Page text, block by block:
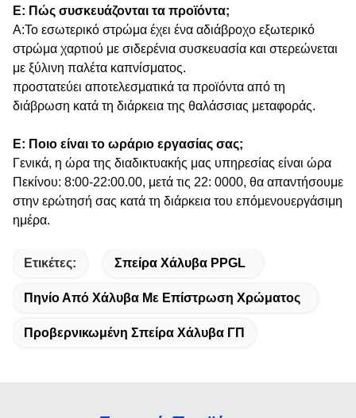
Ε: Πώς συσκευάζονται τα προϊόντα;
Α:Το εσωτερικό στρώμα έχει ένα αδιάβροχο εξωτερικό
στρώμα χαρτιού με σιδερένια συσκευασία και στερεώνεται
με ξύλινη παλέτα καπνίσματος.
προστατεύει αποτελεσματικά τα προϊόντα από τη
διάβρωση κατά τη διάρκεια της θαλάσσιας μεταφοράς.
Ε: Ποιο είναι το ωράριο εργασίας σας;
Γενικά, η ώρα της διαδικτυακής μας υπηρεσίας είναι ώρα
Πεκίνου: 8:00-22:00.00, μετά τις 22: 0000, θα απαντήσουμε
στην ερώτησή σας κατά τη διάρκεια του επόμενουεργάσιμη
ημέρα.
Ετικέτες: Σπείρα Χάλυβα PPGL
Πηνίο Από Χάλυβα Με Επίστρωση Χρώματος
Προβερνικωμένη Σπείρα Χάλυβα ΓΠ